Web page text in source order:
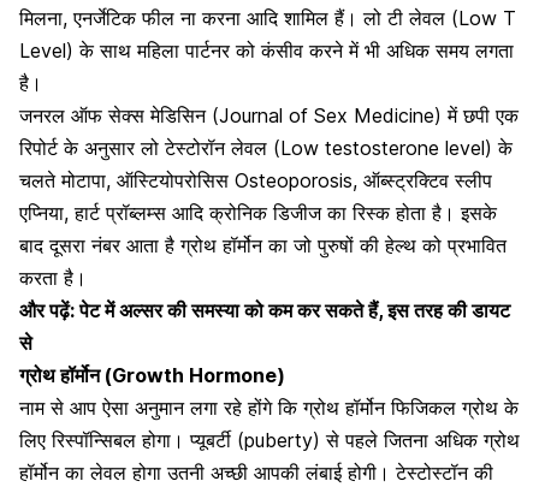
मिलना, एनर्जेटिक फील ना करना आदि शामिल हैं। लो टी लेवल (Low T
Level) के साथ महिला पार्टनर को कंसीव करने में भी अधिक समय लगता
है।
जनरल ऑफ सेक्स मेडिसिन (Journal of Sex Medicine) में छपी एक
रिपोर्ट के अनुसार लो टेस्टोरॉन लेवल (Low testosterone level) के
चलते मोटापा, ऑस्टियोपरोसिस Osteoporosis, ऑब्स्ट्रक्टिव स्लीप
एप्निया,हार्ट प्रॉब्लम्स आदि क्रोनिक डिजीज का रिस्क होता है। इसके
बाद दूसरा नंबर आता है ग्रोथ हॉर्मोन का जो पुरुषों की हेल्थ को प्रभावित
करता है।
और पढ़ें:पेट में अल्सर की समस्या को कम कर सकते हैं, इस तरह की डायट
से
ग्रोथ हॉर्मोन (Growth Hormone)
नाम से आप ऐसा अनुमान लगा रहे होंगे कि ग्रोथ हॉर्मोन फिजिकल ग्रोथ के
लिए रिस्पॉन्सिबल होगा। प्यूबर्टी (puberty) से पहले जितना अधिक ग्रोथ
हॉर्मोन का लेवल होगा उतनी अच्छी आपकी लंबाई होगी। टेस्टोस्टॉन की